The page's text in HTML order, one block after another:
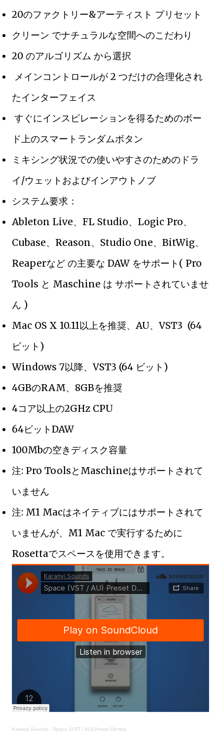
20のファクトリー&アーティスト プリセット
クリーン でナチュラルな空間へのこだわり
20 のアルゴリズム から選択
メインコントロールが 2 つだけの合理化され
たインターフェイス
すぐにインスピレーションを得るためのボー
ド上のスマートランダムボタン
ミキシング状況での使いやすさのためのドラ
イ/ウェットおよびインアウトノブ
システム要求：
Ableton Live、FL Studio、Logic Pro、
Cubase、Reason、Studio One、BitWig、
Reaperなど の主要な DAW をサポート( Pro
Tools と Maschine は サポートされていませ
ん )
Mac OS X 10.11以上を推奨、AU、VST3 (64
ビット)
Windows 7以降、VST3 (64 ビット)
4GBのRAM、8GBを推奨
4コア以上の2GHz CPU
64ビットDAW
100Mbの空きディスク容量
注: Pro ToolsとMaschineはサポートされて
いません
注: M1 Macはネイティブにはサポートされて
いませんが、M1 Mac で実行するために
Rosettaでスペースを使用できます。
Karanyi Sounds · Space (VST / AU) Preset Demos